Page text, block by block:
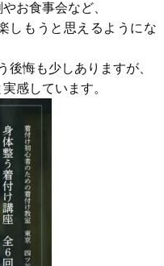
お食事会など、
しもうと思えるようにな
後悔も少しありますが、
感しています。